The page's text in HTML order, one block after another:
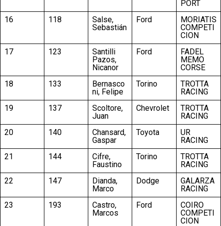
PORT
16
118
Salse,
Sebastián
Ford
MORIATIS
COMPETI
CION
17
123
Santilli
Pazos,
Nicanor
Ford
FADEL
MEMO
CORSE
18
133
Bernasco
ni, Felipe
Torino
TROTTA
RACING
19
137
Scoltore,
Juan
Chevrolet
TROTTA
RACING
20
140
Chansard,
Gaspar
Toyota
UR
RACING
21
144
Cifre,
Faustino
Torino
TROTTA
RACING
22
147
Dianda,
Marco
Dodge
GALARZA
RACING
23
193
Castro,
Marcos
Ford
COIRO
COMPETI
CION